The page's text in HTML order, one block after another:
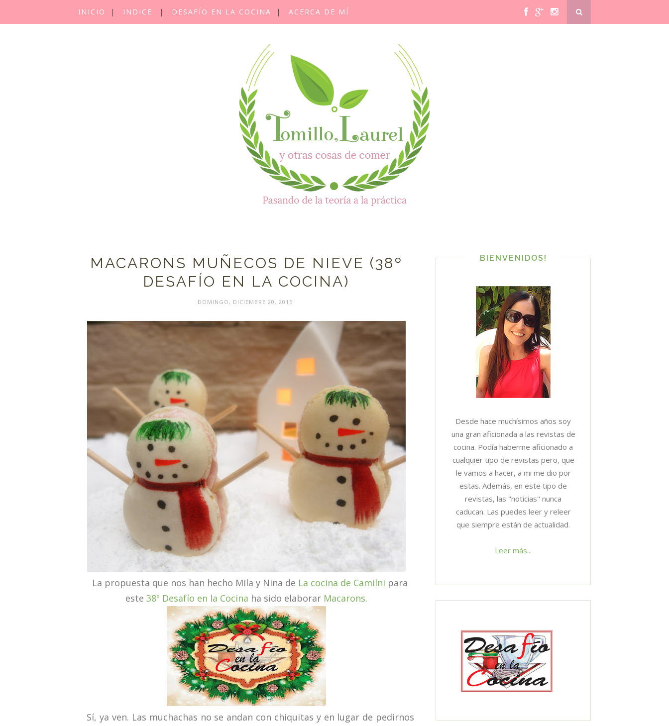
INICIO INDICE DESAFÍO EN LA COCINA ACERCA DE MÍ
MACARONS MUÑECOS DE NIEVE (38º
DESAFÍO EN LA COCINA)
DOMINGO, DICIEMBRE 20, 2015
La propuesta que nos han hecho Mila y Nina de La cocina de Camilni para
este 38º Desafío en la Cocina ha sido elaborar Macarons.
Sí, ya ven. Las muchachas no se andan con chiquitas y en lugar de pedirnos
BIENVENIDOS!
Desde hace muchísimos años soy
una gran aficionada a las revistas de
cocina. Podía haberme aficionado a
cualquier tipo de revistas pero, que
le vamos a hacer, a mi me dio por
estas. Además, en este tipo de
revistas, las "noticias" nunca
caducan. Las puedes leer y releer
que siempre están de actualidad.
Leer más...